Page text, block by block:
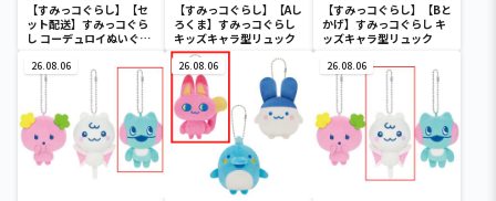
【すみっコぐらし】【セ
ット配送】すみっコぐら
し コーデュロイぬいぐる
ん？
【すみっコぐらし】【Aし
ろくま】すみっコぐらし
キッズキャラ型リュック
【すみっコぐらし】【Bと
かげ】すみっコぐらし キ
ッズキャラ型リュック
26.08.06 26.08.06 26.08.06